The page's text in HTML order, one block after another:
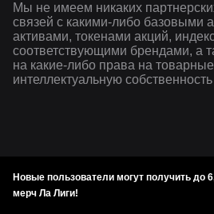
Мы не имеем никаких
связей с какими-либо базовыми
активами, токенами акций,
соответствующими брендами, а
на какие-либо права на
интеллектуальную
Новые пользователи могут получить до
мерч Ла Лиги!